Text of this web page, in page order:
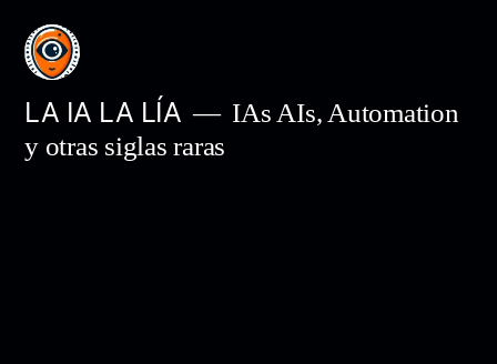
Saltar
contenido
LA IA LA LÍA
IAs AIs, Automation
y otras siglas raras